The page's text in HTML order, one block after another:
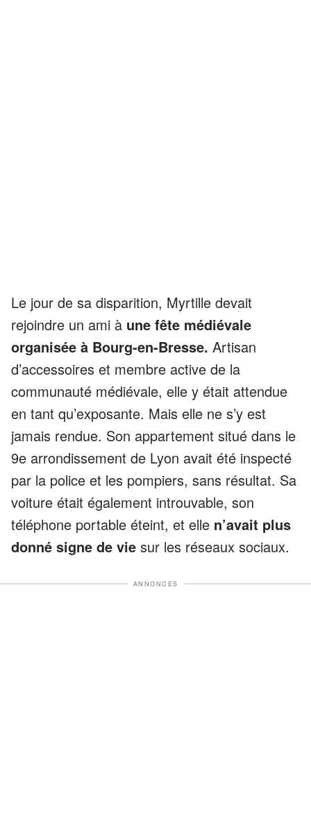
Le jour de sa disparition, Myrtille devait
rejoindre un ami à une fête médiévale
organisée à Bourg-en-Bresse. Artisan
d’accessoires et membre active de la
communauté médiévale, elle y était attendue
en tant qu’exposante. Mais elle ne s’y est
jamais rendue. Son appartement situé dans le
9e arrondissement de Lyon avait été inspecté
par la police et les pompiers, sans résultat. Sa
voiture était également introuvable, son
téléphone portable éteint, et elle n’avait plus
donné signe de vie sur les réseaux sociaux.
ANNONCES